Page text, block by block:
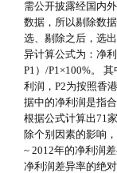
需公开披露经国内
数据，所以剔除数
选、剔除之后，选
异计算公式为：净
P1）/P1×100%。
利润，P2为按照香
据中的净利润是指
根据公式计算出71
除个别因素的影响
~ 2012年的净利润
净利润差异率的绝